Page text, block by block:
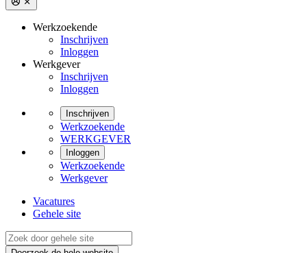
Werkzoekende
Inschrijven
Inloggen
Werkgever
Inschrijven
Inloggen
Inschrijven
Werkzoekende
WERKGEVER
Inloggen
Werkzoekende
Werkgever
Vacatures
Gehele site